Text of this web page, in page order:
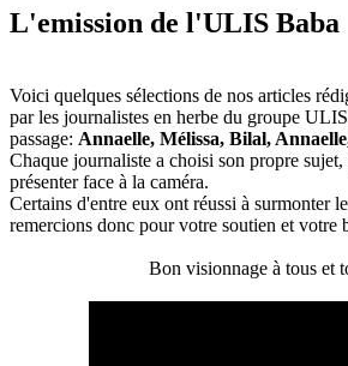
L'emission de l'ULIS Baba
Voici quelques sélections de nos articles
par les journalistes en herbe du groupe
passage: Annaelle, Mélissa, Bilal,
Chaque journaliste a choisi son propre
présenter face à la caméra.
Certains d'entre eux ont réussi à surmonter
remercions donc pour votre soutien et votre
Bon visionnage à tous et